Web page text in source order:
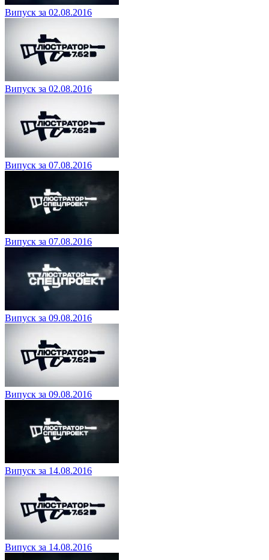
Випуск за 02.08.2016
Випуск за 02.08.2016
Випуск за 07.08.2016
Випуск за 07.08.2016
Випуск за 09.08.2016
Випуск за 09.08.2016
Випуск за 14.08.2016
Випуск за 14.08.2016